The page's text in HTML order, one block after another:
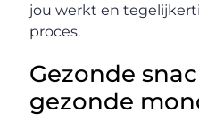
jou werkt en
proces.
Gezonde
gezonde